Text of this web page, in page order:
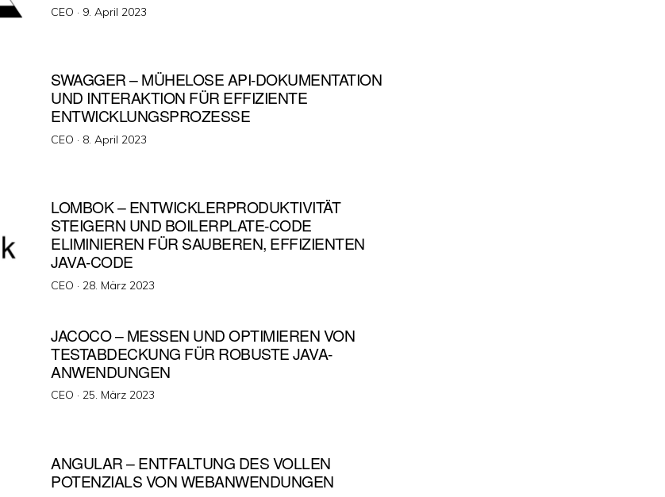
CEO · Veröffentlicht
9. April 2023
SWAGGER – MÜHELOSE API-DOKUMENTATION
UND INTERAKTION FÜR EFFIZIENTE
ENTWICKLUNGSPROZESSE
CEO · Veröffentlicht
8. April 2023
LOMBOK – ENTWICKLERPRODUKTIVITÄT
STEIGERN UND BOILERPLATE-CODE
ELIMINIEREN FÜR SAUBEREN, EFFIZIENTEN
JAVA-CODE
CEO · Veröffentlicht
28. März 2023
JACOCO – MESSEN UND OPTIMIEREN VON
TESTABDECKUNG FÜR ROBUSTE JAVA-
ANWENDUNGEN
CEO · Veröffentlicht
25. März 2023
ANGULAR – ENTFALTUNG DES VOLLEN
POTENZIALS VON WEBANWENDUNGEN